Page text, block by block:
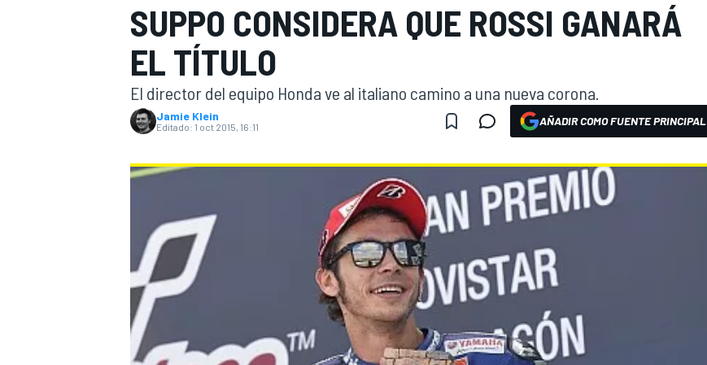
WEC FÓRMULA E
SUPPO CONSIDERA QUE ROSSI GANARÁ
EL TÍTULO
El director del equipo Honda ve al italiano camino a una nueva corona.
Jamie Klein
Editado: 1 oct 2015, 16:11 AÑADIR COMO FUENTE PRINCIPAL